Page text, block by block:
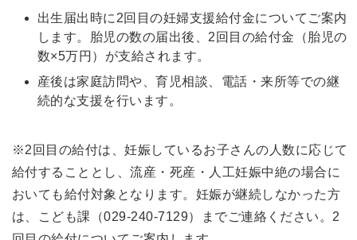
出生届出時に2回目の妊婦支援給付金についてご案内
します。胎児の数の届出後、2回目の給付金（胎児の
数×5万円）が支給されます。
産後は家庭訪問や、育児相談、電話・来所等での継
続的な支援を行います。
※2回目の給付は、妊娠しているお子さんの人数に応じて
給付することとし、流産・死産・人工妊娠中絶の場合に
おいても給付対象となります。妊娠が継続しなかった方
は、こども課（029-240-7129）までご連絡ください。2